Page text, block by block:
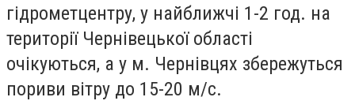
гідрометцентру, у найближчі 1-2 год. на
території Чернівецької області
очікуються, а у м. Чернівцях збережуться
пориви вітру до 15-20 м/с.